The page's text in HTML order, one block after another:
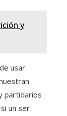
y
usar
partidarios
un ser